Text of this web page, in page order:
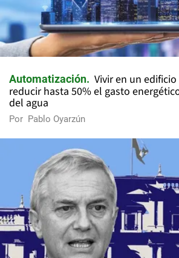
Automatización
Vivir en un
reducir hasta 50% el gasto
del agua
Por Pablo Oyarzún